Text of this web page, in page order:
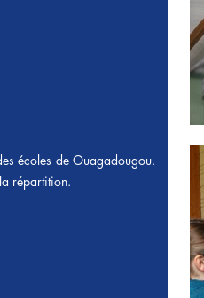
écoles de Ouagadougou.
répartition.